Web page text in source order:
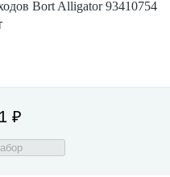
Bort Alligator 93410754
₽